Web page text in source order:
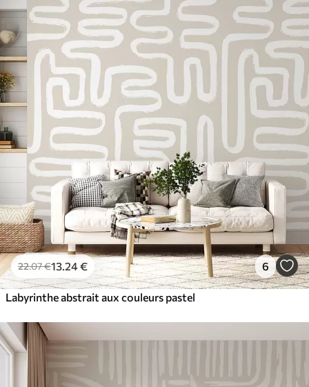
22.07€13 .24€ 6
Labyrinthe abstrait aux couleurs pastel